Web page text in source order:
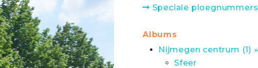
Speciale ploegnummers
Albums
Nijmegen centrum (1) »
Sfeer